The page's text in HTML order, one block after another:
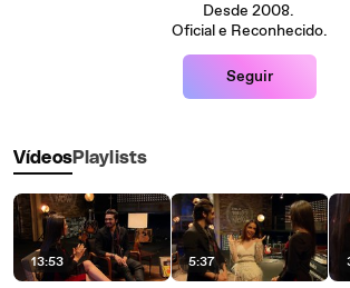
Desde 2008.
Oficial e Reconhecido.
Seguir
VídeosPlaylists
13:53 5:37